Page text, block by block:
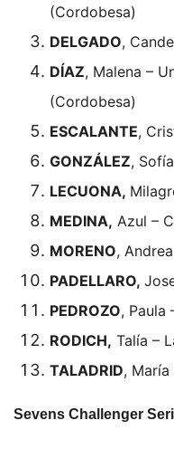
(Cordobesa)
DELGADO,
DÍAZ, Malena –
(Cordobesa)
ESCALANTE,
GONZÁLEZ,
LECUONA,
MEDINA, Azul –
MORENO,
PADELLARO,
PEDROZO, Paula
RODICH, Talía –
TALADRID, María
Sevens Challenger